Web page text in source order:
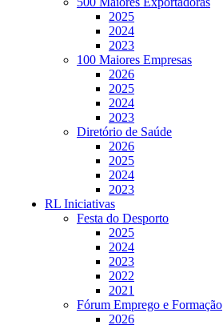
2025
2024
2023
100 Maiores Empresas
2026
2025
2024
2023
Diretório de Saúde
2026
2025
2024
2023
RL Iniciativas
Festa do Desporto
2025
2024
2023
2022
2021
Fórum Emprego e Formação
2026